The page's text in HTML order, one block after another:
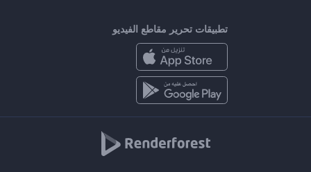
تطبيقات تحرير مقاطع الفيديو